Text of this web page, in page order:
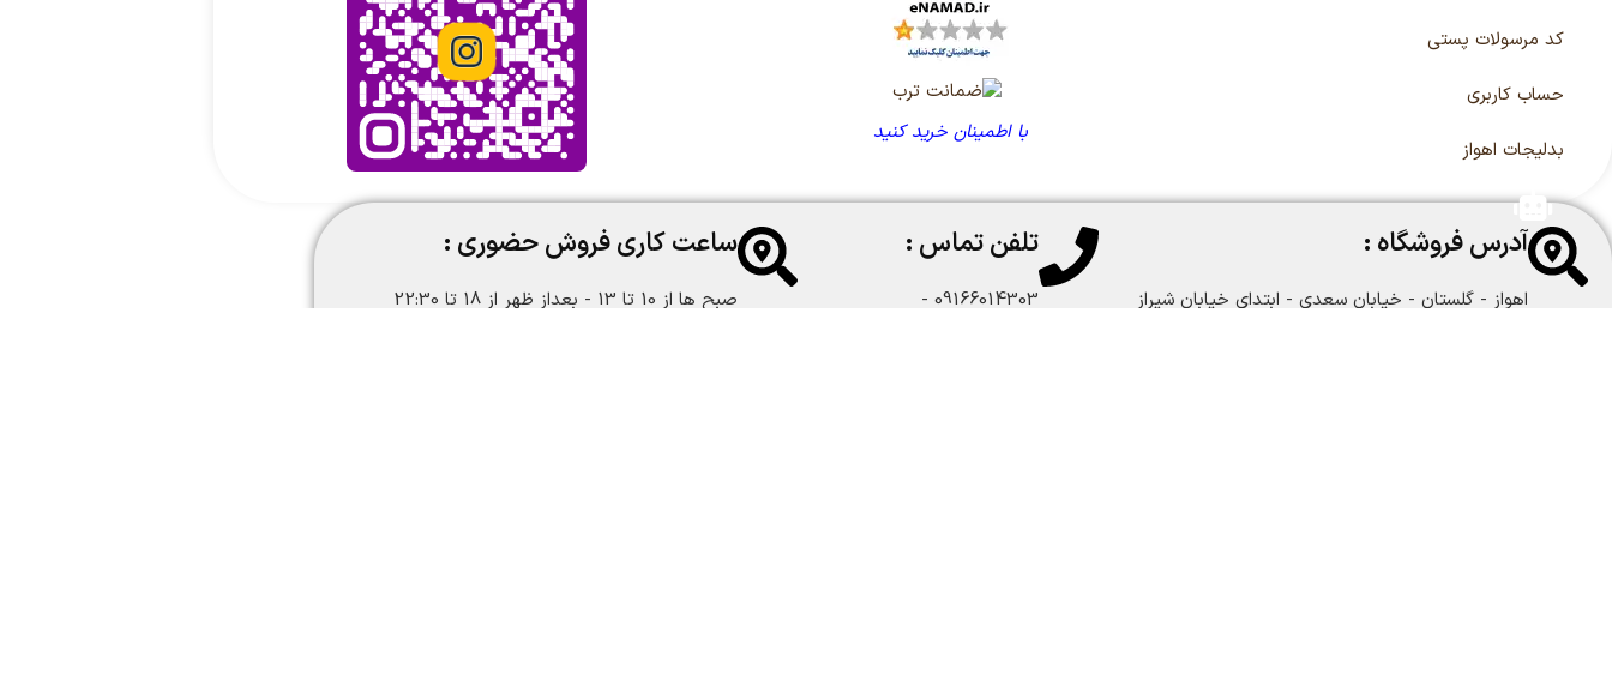
کد مرسولات پستی
حساب کاربری
بدلیجات اهواز
با اطمینان خرید کنید
آدرس فروشگاه :
اهواز - گلستان - خیابان سعدی - ابتدای خیابان شیراز
تلفن تماس :
09166014303 -
ساعت کاری فروش حضوری :
صبح ها از 10 تا 13 - بعداز ظهر از 18 تا 22:30